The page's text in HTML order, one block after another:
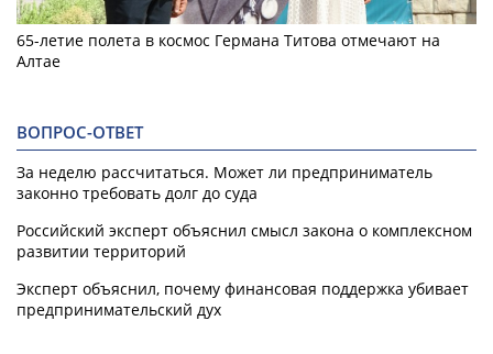
65-летие полета в космос Германа Титова отмечают на
Алтае
ВОПРОС-ОТВЕТ
За неделю рассчитаться. Может ли предприниматель
законно требовать долг до суда
Российский эксперт объяснил смысл закона о комплексном
развитии территорий
Эксперт объяснил, почему финансовая поддержка убивает
предпринимательский дух